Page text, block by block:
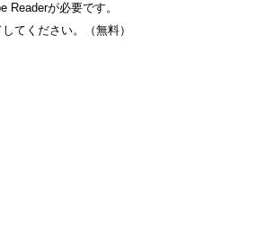
Readerが必要です。
てください。（無料）